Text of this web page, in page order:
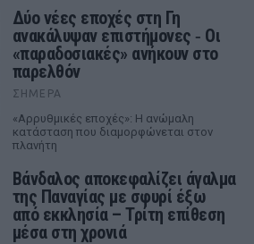
Δύο νέες εποχές στη Γη
ανακάλυψαν επιστήμονες ‑ Oι
«παραδοσιακές» ανήκουν στο
παρελθόν
ΣΉΜΕΡΑ
«Αρρυθμικές εποχές»: Η ανώμαλη
κατάσταση που διαμορφώνεται στον
πλανήτη
Βάνδαλος αποκεφαλίζει άγαλμα
της Παναγίας με σφυρί έξω
από εκκλησία – Τρίτη επίθεση
μέσα στη χρονιά